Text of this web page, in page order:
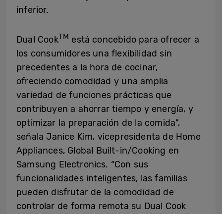
inferior.
Dual CookTM está concebido para ofrecer a
los consumidores una flexibilidad sin
precedentes a la hora de cocinar,
ofreciendo comodidad y una amplia
variedad de funciones prácticas que
contribuyen a ahorrar tiempo y energía, y
optimizar la preparación de la comida”,
señala Janice Kim, vicepresidenta de Home
Appliances, Global Built-in/Cooking en
Samsung Electronics. “Con sus
funcionalidades inteligentes, las familias
pueden disfrutar de la comodidad de
controlar de forma remota su Dual Cook